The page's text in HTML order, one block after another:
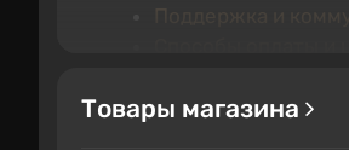
Гарантии, акции и
Товары магазина